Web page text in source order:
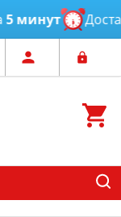
минут